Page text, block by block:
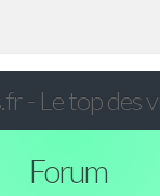
Forum